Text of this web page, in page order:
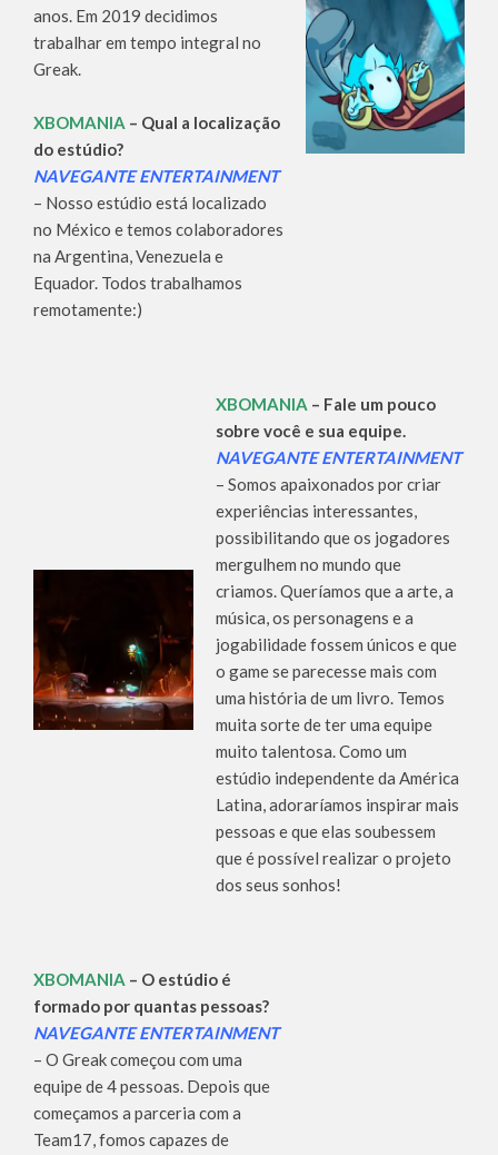
anos. Em 2019 decidimos
trabalhar em tempo integral no
Greak.
XBOMANIA – Qual a localização
do estúdio?
NAVEGANTE ENTERTAINMENT
– Nosso estúdio está localizado
no México e temos colaboradores
na Argentina, Venezuela e
Equador. Todos trabalhamos
remotamente:)
XBOMANIA – Fale um pouco
sobre você e sua equipe.
NAVEGANTE ENTERTAINMENT
– Somos apaixonados por criar
experiências interessantes,
possibilitando que os jogadores
mergulhem no mundo que
criamos. Queríamos que a arte, a
música, os personagens e a
jogabilidade fossem únicos e que
o game se parecesse mais com
uma história de um livro. Temos
muita sorte de ter uma equipe
muito talentosa. Como um
estúdio independente da América
Latina, adoraríamos inspirar mais
pessoas e que elas soubessem
que é possível realizar o projeto
dos seus sonhos!
XBOMANIA – O estúdio é
formado por quantas pessoas?
NAVEGANTE ENTERTAINMENT
– O Greak começou com uma
equipe de 4 pessoas. Depois que
começamos a parceria com a
Team17, fomos capazes de